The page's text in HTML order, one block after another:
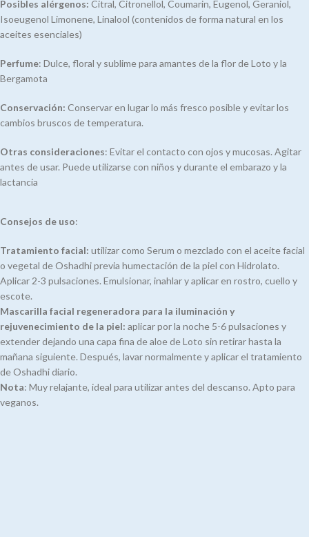
Posibles alérgenos: Citral, Citronellol, Coumarin, Eugenol, Geraniol,
Isoeugenol Limonene, Linalool (contenidos de forma natural en los
aceites esenciales)
Perfume: Dulce, floral y sublime para amantes de la flor de Loto y la
Bergamota
Conservación: Conservar en lugar lo más fresco posible y evitar los
cambios bruscos de temperatura.
Otras consideraciones: Evitar el contacto con ojos y mucosas. Agitar
antes de usar. Puede utilizarse con niños y durante el embarazo y la
lactancia
Consejos de uso:
Tratamiento facial: utilizar como Serum o mezclado con el aceite facial
o vegetal de Oshadhi previa humectación de la piel con Hidrolato.
Aplicar 2-3 pulsaciones. Emulsionar, inahlar y aplicar en rostro, cuello y
escote.
Mascarilla facial regeneradora para la iluminación y
rejuvenecimiento de la piel: aplicar por la noche 5-6 pulsaciones y
extender dejando una capa fina de aloe de Loto sin retirar hasta la
mañana siguiente. Después, lavar normalmente y aplicar el tratamiento
de Oshadhi diario.
Nota: Muy relajante, ideal para utilizar antes del descanso. Apto para
veganos.